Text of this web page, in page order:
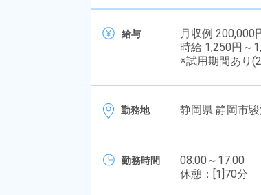
給与
月収例 200,000
時給 1,250円～
※試用期間あり
勤務地 静岡県 静岡市
勤務時間
08:00～17:00
休憩：[1]70分